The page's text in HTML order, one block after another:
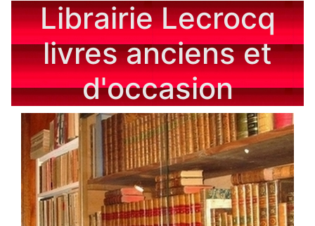
Librairie Lecrocq
livres anciens et
d'occasion